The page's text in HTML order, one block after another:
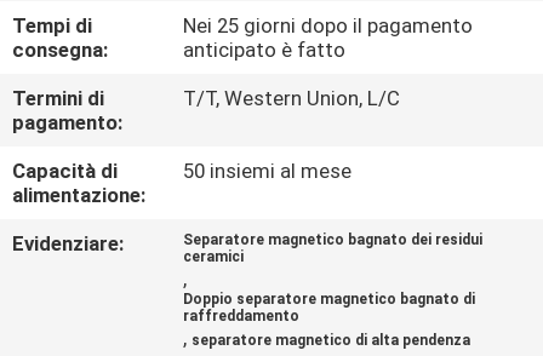
CONTATTICI
NOTIZIE
E
CONOSCENZE
CASI
Tempi di
consegna:
Nei 25 giorni dopo il pagamento
anticipato è fatto
Termini di
pagamento:
T/T, Western Union, L/C
Capacità di
alimentazione:
50 insiemi al mese
Evidenziare:
Separatore magnetico bagnato dei residui
ceramici
,
Doppio separatore magnetico bagnato di
raffreddamento
, separatore magnetico di alta pendenza